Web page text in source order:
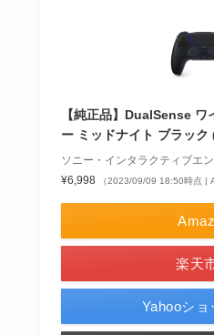
【純正品】DualSense ワ
ー ミッドナイト ブラッ
ソニー・インタラクティブエ
¥6,998
（2023/09/09 18:50時点 |
楽天
Yahooショ